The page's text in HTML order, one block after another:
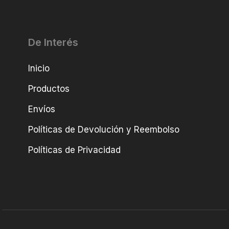
De Interés
Inicio
Productos
Envíos
Políticas de Devolución y Reembolso
Políticas de Privacidad